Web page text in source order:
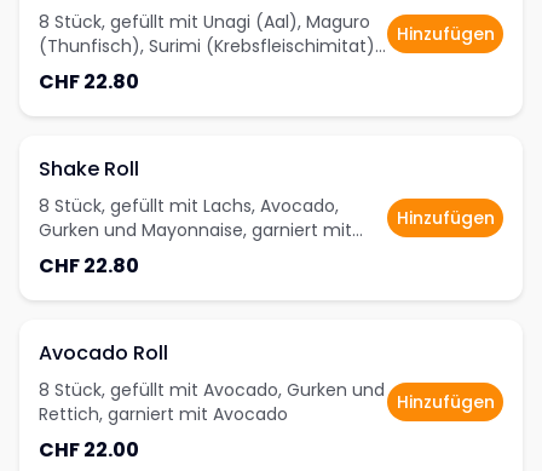
8 Stück, gefüllt mit Unagi (Aal), Maguro
(Thunfisch), Surimi (Krebsfleischimitat),
Avocado und Gurken, garniert mit
Sesam
CHF 22.80
Hinzufügen
Shake Roll
8 Stück, gefüllt mit Lachs, Avocado,
Gurken und Mayonnaise, garniert mit
Lachs
CHF 22.80
Hinzufügen
Avocado Roll
8 Stück, gefüllt mit Avocado, Gurken und
Rettich, garniert mit Avocado
CHF 22.00
Hinzufügen